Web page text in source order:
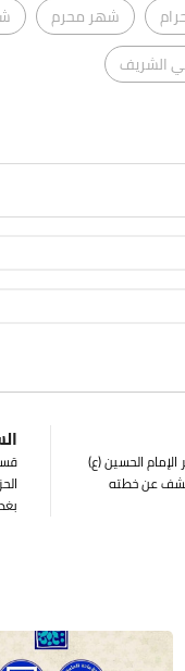
شهر محرم
الشريف
الحسين (ع)
يكشف عن خطته